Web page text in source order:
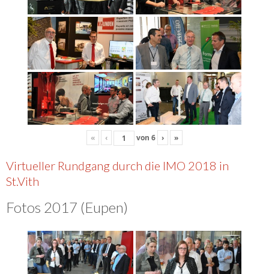
« ‹ von 6 › »
Virtueller Rundgang durch die IMO 2018 in
St.Vith
Fotos 2017 (Eupen)